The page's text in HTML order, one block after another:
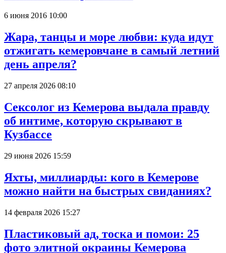
6 июня 2016 10:00
Жара, танцы и море любви: куда идут
отжигать кемеровчане в самый летний
день апреля?
27 апреля 2026 08:10
Сексолог из Кемерова выдала правду
об интиме, которую скрывают в
Кузбассе
29 июня 2026 15:59
Яхты, миллиарды: кого в Кемерове
можно найти на быстрых свиданиях?
14 февраля 2026 15:27
Пластиковый ад, тоска и помои: 25
фото элитной окраины Кемерова